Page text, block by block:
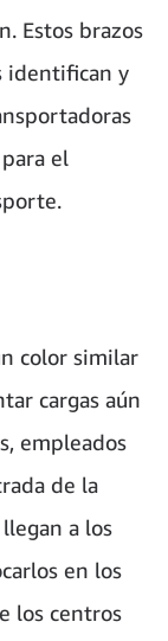
Estos brazos
identifican y
el
color similar
cargas aún
empleados
de la
a los
en los
los centros